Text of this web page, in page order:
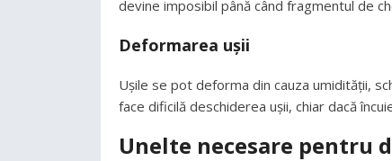
devine imposibil până când fragmentul de
Deformarea ușii
Ușile se pot deforma din cauza umidității,
face dificilă deschiderea ușii, chiar dacă
Unelte necesare pentru